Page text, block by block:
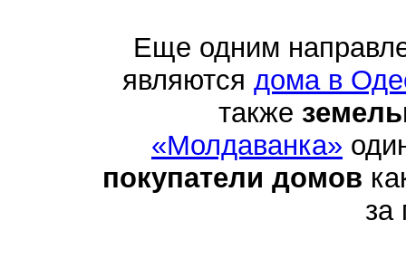
Еще одним
являются дома в
также
«Молдаванка»
покупатели домов
за